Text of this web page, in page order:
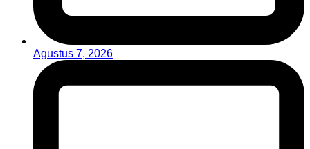
Agustus 7, 2026